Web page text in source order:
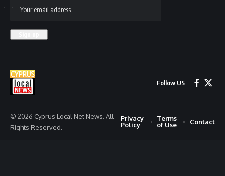
Follow US
© 2026 Cyprus Local Net News. All
Rights Reserved.
Privacy
Policy
Terms
of Use
Contact